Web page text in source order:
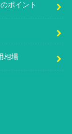
ポイント
相場